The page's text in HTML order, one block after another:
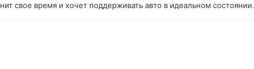
свое время и хочет поддерживать авто в идеальном состоянии.